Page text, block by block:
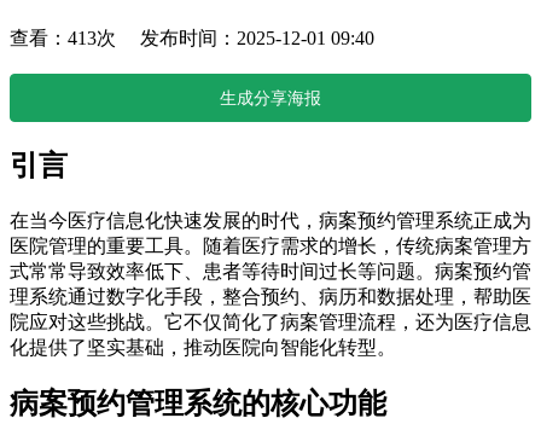
查看：413次 发布时间：2025-12-01 09:40
生成分享海报
引言
在当今医疗信息化快速发展的时代，病案预约管理系统正成为
医院管理的重要工具。随着医疗需求的增长，传统病案管理方
式常常导致效率低下、患者等待时间过长等问题。病案预约管
理系统通过数字化手段，整合预约、病历和数据处理，帮助医
院应对这些挑战。它不仅简化了病案管理流程，还为医疗信息
化提供了坚实基础，推动医院向智能化转型。
病案预约管理系统的核心功能